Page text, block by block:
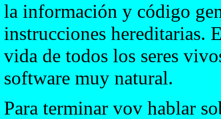
la información y código
instrucciones hereditarias.
vida de todos los seres
software muy natural.
Para terminar vov hablar